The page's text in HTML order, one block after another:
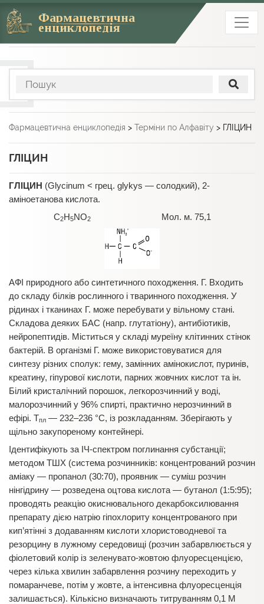
Фармацевтична
енциклопедія
Фармацевтична енциклопедія > Терміни по Алфавіту > ГЛІЦИН
ГЛІЦИН
ГЛІЦИН (Glycinum < грец. glykys — солодкий), 2-
аміноетанова кислота.
C2H5NO2Мол. м. 75,1
АФІ природного або синтетичного походження. Г. Входить
до складу білків рослинного і тваринного походження. У
рідинах і тканинах Г. може перебувати у вільному стані.
Складова деяких БАС (напр. глутатіону), антибіотиків,
нейропептидів. Міститься у складі муреїну клітинних стінок
бактерій. В організмі Г. може використовуватися для
синтезу різних сполук: гему, замінних амінокислот, пуринів,
креатину, гіпурової кислоти, парних жовчних кислот та ін.
Білий кристалічний порошок, легкорозчинний у воді,
малорозчинний у 96% спирті, практично нерозчинний в
ефірі. Тпл — 232–236 °С, із розкладанням. Зберігають у
щільно закупореному контейнері.
Ідентифікують за ІЧ-спектром поглинання субстанції;
методом ТШХ (система розчинників: концентрований розчин
аміаку — пропанол (30:70), проявник — суміш розчин
нінгідрину — розведена оцтова кислота — бутанол (1:5:95);
проводять реакцію окиснювального декарбоксилювання
препарату дією натрію гіпохлориту концентрованого при
кип’ятінні з додаванням кислоти хлористоводневої та
резорцину в лужному середовищі (розчин забарвлюється у
фіолетовий колір із зеленувато-жовтою флуоресценцією,
через кілька хвилин забарвлення розчину переходить у
помаранчеве, потім у жовте, а інтенсивна флуоресценція
залишається). Кількісно визначають титруванням 0,1 М